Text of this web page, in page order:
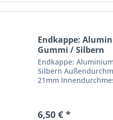
Endkappe:
Gummi / Silbern
Endkappe:
Silbern
21mm
6,50 € *